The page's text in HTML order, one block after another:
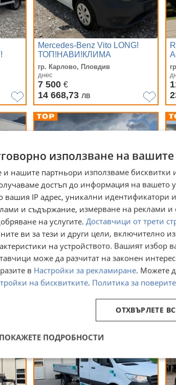
Mercedes-Benz Vito LONG!
ТОП!НАВИ!КЛИМА
гр. Карлово, Пловдив
днес
7 500 €
14 668,73 лв
Mercedes-Benz Atego 1224 ,
EURO6 , КЛИМА , 7, 30м ,
гр. Карлово, Пловдив
днес
20 999€
41 070,47лв
използване на
и нашите партньори използваме бисквитки
достъп до информация на вашето
вашия IP адрес, уникални идентификатори
и съдържание, измерване на реклами
на услугите. Доставчици от трети
ви за тези и други цели, включително
на устройството. Вашият избор
може да разчитат на законен
в Настройки за рекламиране. Можете
на бисквитките. Политика за
ОТХВЪРЛЕТЕ
ПОКАЖЕТЕ ПОДРОБНОСТИ